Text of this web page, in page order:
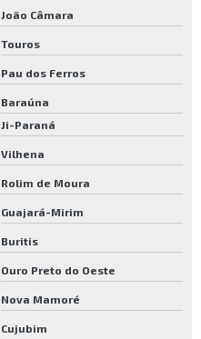
João Câmara
Touros
Pau dos Ferros
Baraúna
Ji-Paraná
Vilhena
Rolim de Moura
Guajará-Mirim
Buritis
Ouro Preto do Oeste
Nova Mamoré
Cujubim